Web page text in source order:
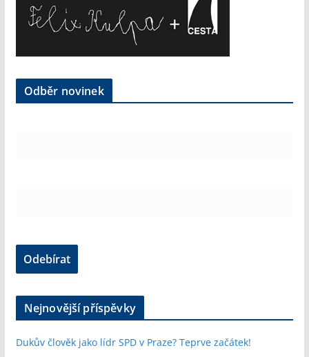
Odběr novinek
Nejnovější příspěvky
Dukův člověk jako lídr SPD v Praze? Teprve začátek!